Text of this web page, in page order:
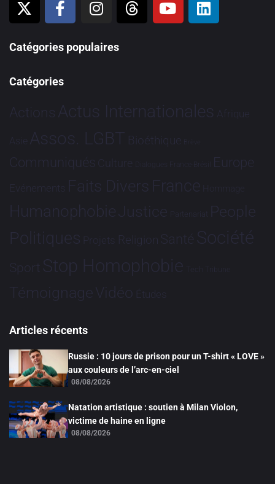
Catégories populaires
Catégories
Actions Actus Internationales Afrique
Asie Assos. LGBT Bioéthique Brève
Communiqués Culture Dialogues France-Brésil Europe
Evénements Faits Divers France Hommage
HumanophobieJustice Partenariat People
Politiques Projets Religion Santé Société
Sport Stop Homophobie Tech Tribune
TémoignageVidéo Études
Articles récents
Russie : 10 jours de prison pour un T-shirt « LOVE »
aux couleurs de l’arc-en-ciel
08/08/2026
Natation artistique : soutien à Milan Violon,
victime de haine en ligne
08/08/2026